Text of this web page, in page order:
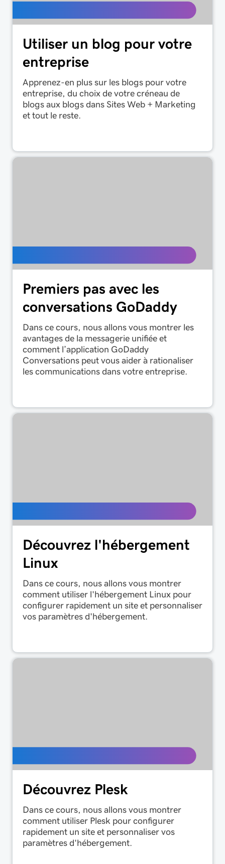
Utiliser un blog pour votre
entreprise
Apprenez-en plus sur les blogs pour votre
entreprise, du choix de votre créneau de
blogs aux blogs dans Sites Web + Marketing
et tout le reste.
Premiers pas avec les
conversations GoDaddy
Dans ce cours, nous allons vous montrer les
avantages de la messagerie unifiée et
comment l’application GoDaddy
Conversations peut vous aider à rationaliser
les communications dans votre entreprise.
Découvrez l'hébergement
Linux
Dans ce cours, nous allons vous montrer
comment utiliser l'hébergement Linux pour
configurer rapidement un site et personnaliser
vos paramètres d'hébergement.
Découvrez Plesk
Dans ce cours, nous allons vous montrer
comment utiliser Plesk pour configurer
rapidement un site et personnaliser vos
paramètres d'hébergement.